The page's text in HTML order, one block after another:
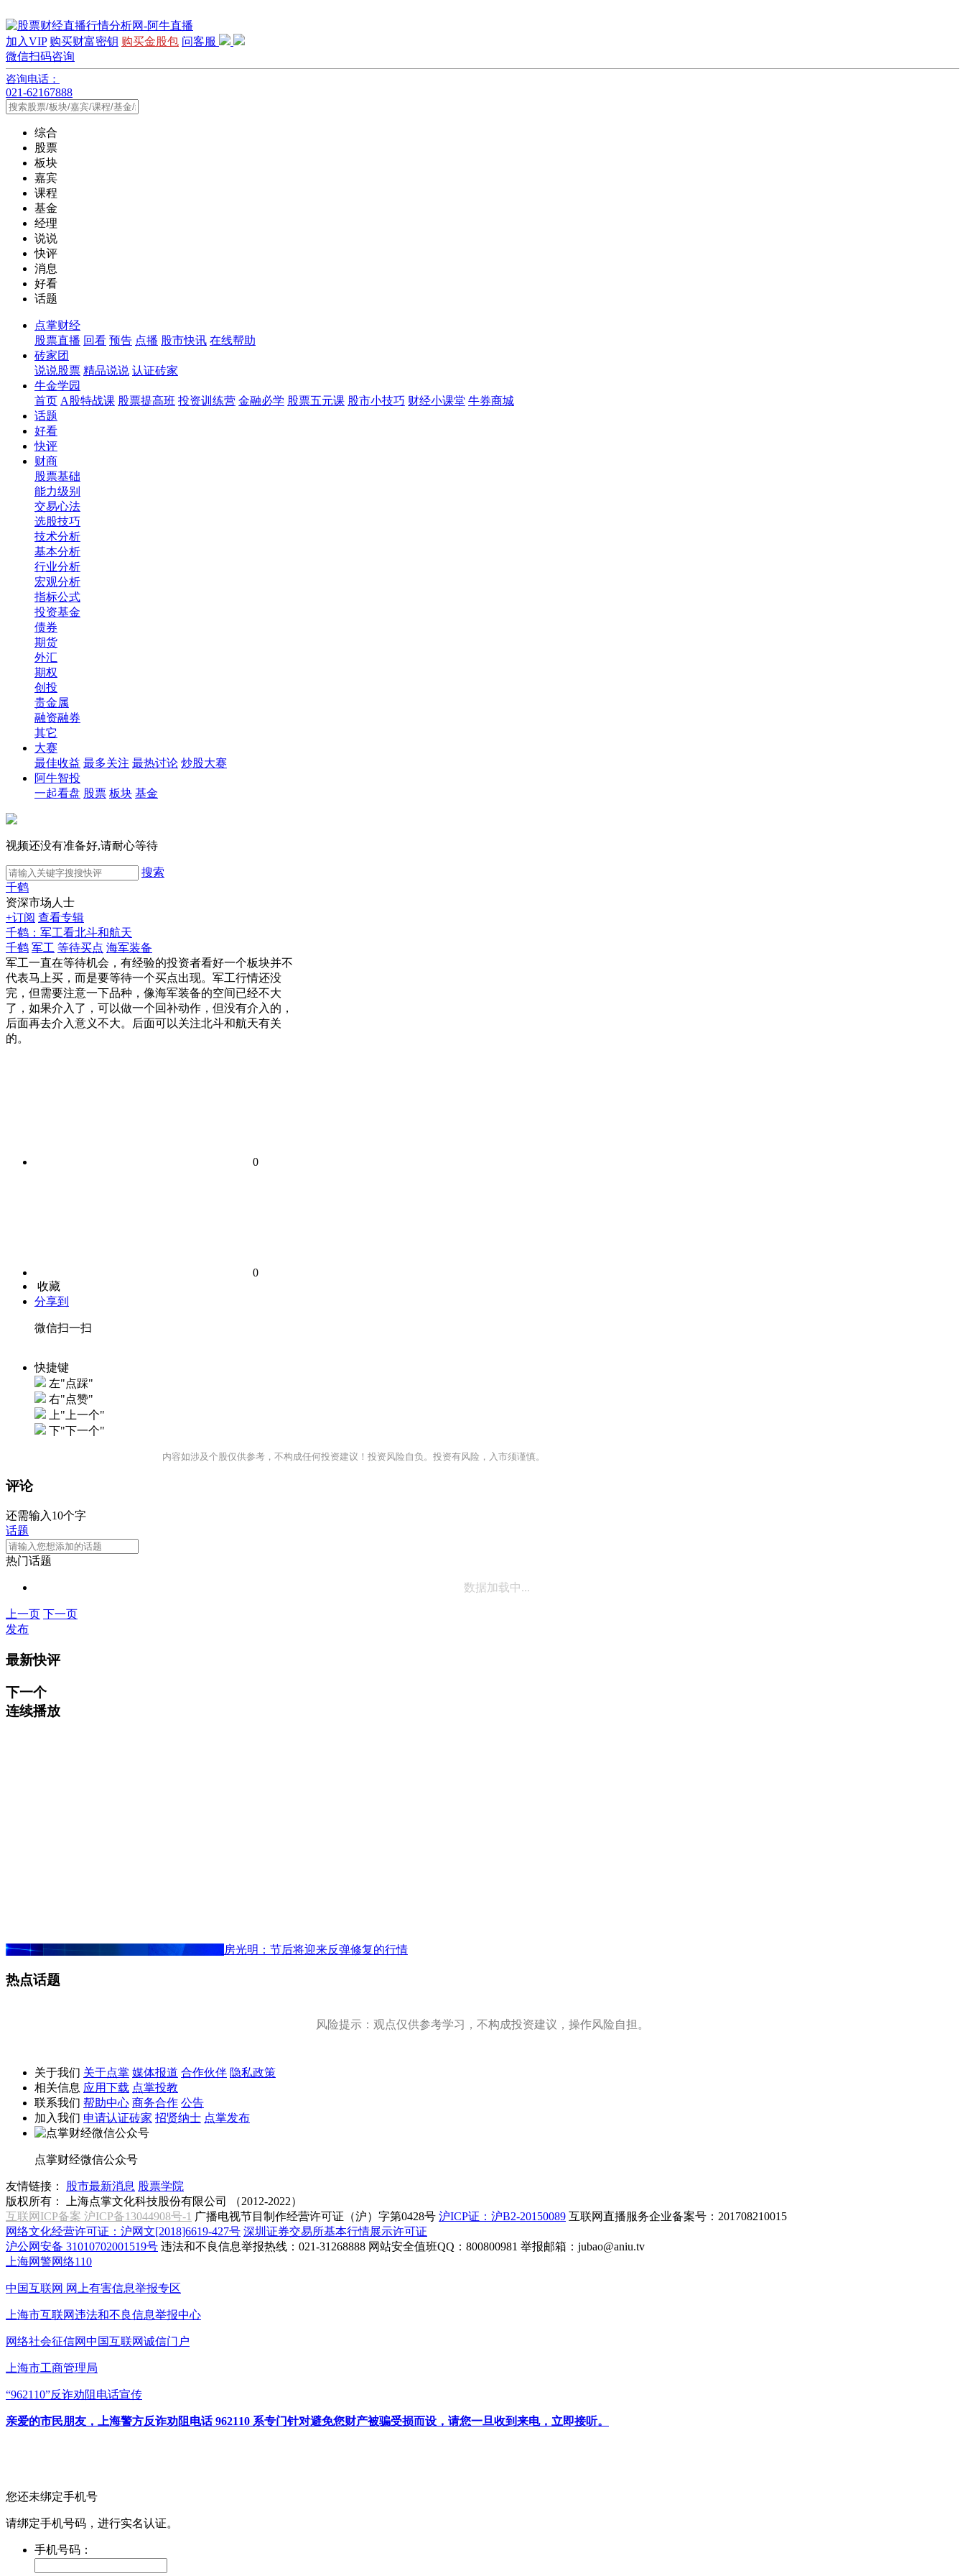
加入VIP 购买财富密钥 购买金股包 问客服
微信扫码咨询
咨询电话：
021-62167888
综合
股票
板块
嘉宾
课程
基金
经理
说说
快评
消息
好看
话题
点掌财经
股票直播 回看 预告 点播 股市快讯 在线帮助
砖家团
说说股票 精品说说 认证砖家
牛金学园
首页 A股特战课 股票提高班 投资训练营 金融必学 股票五元课 股市小技巧 财经小课堂 牛券商城
话题
好看
快评
财商
股票基础
能力级别
交易心法
选股技巧
技术分析
基本分析
行业分析
宏观分析
指标公式
投资基金
债券
期货
外汇
期权
创投
贵金属
融资融券
其它
大赛
最佳收益 最多关注 最热讨论 炒股大赛
阿牛智投
一起看盘 股票 板块 基金
视频还没有准备好,请耐心等待
搜索
千鹤
资深市场人士
+订阅 查看专辑
千鹤：军工看北斗和航天
千鹤 军工 等待买点 海军装备
军工一直在等待机会，有经验的投资者看好一个板块并不
代表马上买，而是要等待一个买点出现。军工行情还没
完，但需要注意一下品种，像海军装备的空间已经不大
了，如果介入了，可以做一个回补动作，但没有介入的，
后面再去介入意义不大。后面可以关注北斗和航天有关
的。
0
0
收藏
分享到
微信扫一扫
快捷键
左"点踩"
右"点赞"
上"上一个"
下"下一个"
内容如涉及个股仅供参考，不构成任何投资建议！投资风险自负。投资有风险，入市须谨慎。
评论
还需输入10个字
话题
热门话题
数据加载中...
上一页 下一页
发布
最新快评
下一个
连续播放
房光明：节后将迎来反弹修复的行情
热点话题
风险提示：观点仅供参考学习，不构成投资建议，操作风险自担。
关于我们 关于点掌 媒体报道 合作伙伴 隐私政策
相关信息 应用下载 点掌投教
联系我们 帮助中心 商务合作 公告
加入我们 申请认证砖家 招贤纳士 点掌发布
点掌财经微信公众号
友情链接： 股市最新消息 股票学院
版权所有：
上海点掌文化科技股份有限公司 （2012-2022）
互联网ICP备案 沪ICP备13044908号-1 广播电视节目制作经营许可证（沪）字第0428号 沪ICP证：沪B2-20150089 互联网直播服务企业备案号：201708210015
网络文化经营许可证：沪网文[2018]6619-427号 深圳证券交易所基本行情展示许可证
沪公网安备 31010702001519号 违法和不良信息举报热线：021-31268888 网站安全值班QQ：800800981 举报邮箱： jubao@aniu.tv
上海网警网络110
中国互联网 网上有害信息举报专区
上海市互联网违法和不良信息举报中心
网络社会征信网中国互联网诚信门户
上海市工商管理局
“962110”反诈劝阻电话宣传
亲爱的市民朋友，上海警方反诈劝阻电话 962110 系专门针对避免您财产被骗受损而设，请您一旦收到来电，立即接听。
您还未绑定手机号
请绑定手机号码，进行实名认证。
手机号码：